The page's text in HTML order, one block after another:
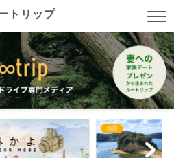
トリップ
四国